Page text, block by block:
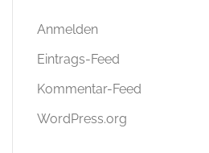
Anmelden
Eintrags-Feed
Kommentar-Feed
WordPress.org